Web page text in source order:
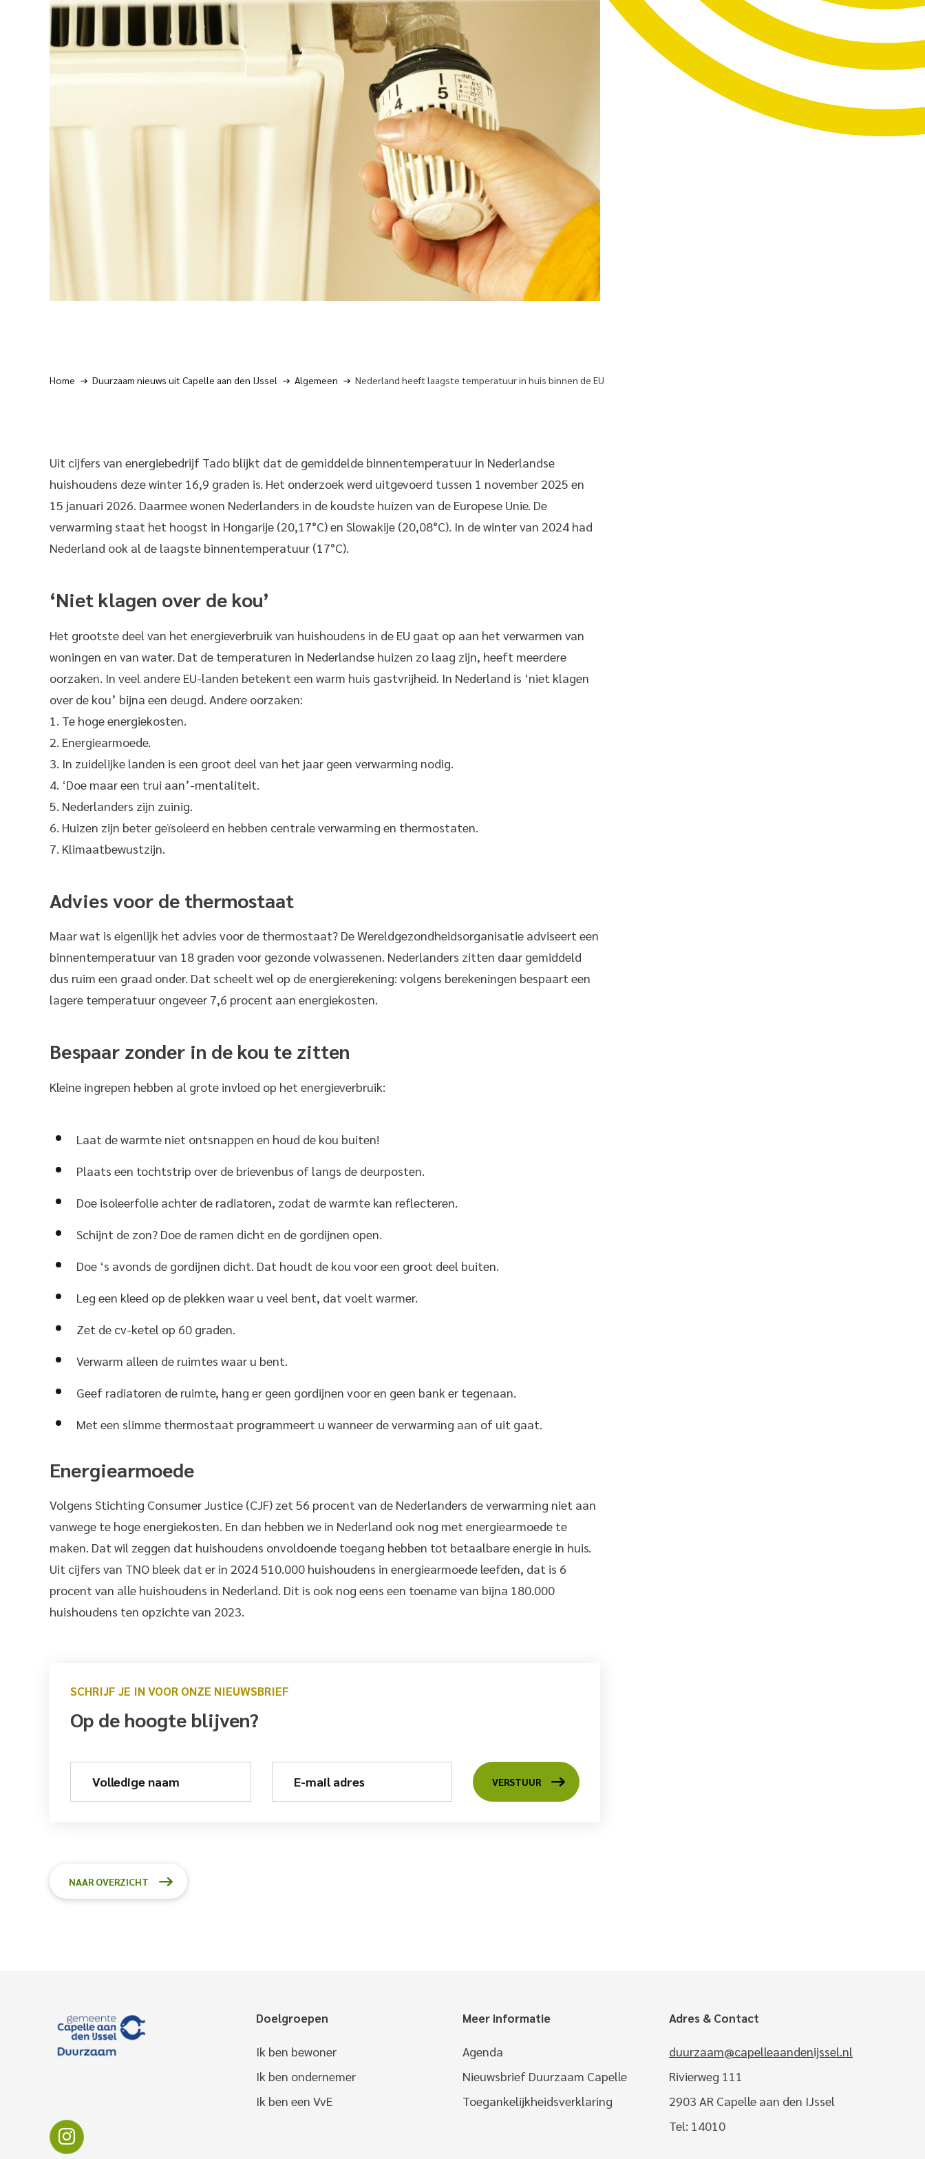
Home Duurzaam nieuws uit Capelle aan den IJssel Algemeen Nederland heeft laagste temperatuur in huis binnen de EU
Uit cijfers van energiebedrijf Tado blijkt dat de gemiddelde binnentemperatuur in Nederlandse
huishoudens deze winter 16,9 graden is. Het onderzoek werd uitgevoerd tussen 1 november 2025 en
15 januari 2026. Daarmee wonen Nederlanders in de koudste huizen van de Europese Unie. De
verwarming staat het hoogst in Hongarije (20,17°C) en Slowakije (20,08°C). In de winter van 2024 had
Nederland ook al de laagste binnentemperatuur (17°C).
‘Niet klagen over de kou’
Het grootste deel van het energieverbruik van huishoudens in de EU gaat op aan het verwarmen van
woningen en van water. Dat de temperaturen in Nederlandse huizen zo laag zijn, heeft meerdere
oorzaken. In veel andere EU-landen betekent een warm huis gastvrijheid. In Nederland is ‘niet klagen
over de kou’ bijna een deugd. Andere oorzaken:
1. Te hoge energiekosten.
2. Energiearmoede.
3. In zuidelijke landen is een groot deel van het jaar geen verwarming nodig.
4. ‘Doe maar een trui aan’-mentaliteit.
5. Nederlanders zijn zuinig.
6. Huizen zijn beter geïsoleerd en hebben centrale verwarming en thermostaten.
7. Klimaatbewustzijn.
Advies voor de thermostaat
Maar wat is eigenlijk het advies voor de thermostaat? De Wereldgezondheidsorganisatie adviseert een
binnentemperatuur van 18 graden voor gezonde volwassenen. Nederlanders zitten daar gemiddeld
dus ruim een graad onder. Dat scheelt wel op de energierekening: volgens berekeningen bespaart een
lagere temperatuur ongeveer 7,6 procent aan energiekosten.
Bespaar zonder in de kou te zitten
Kleine ingrepen hebben al grote invloed op het energieverbruik:
Laat de warmte niet ontsnappen en houd de kou buiten!
Plaats een tochtstrip over de brievenbus of langs de deurposten.
Doe isoleerfolie achter de radiatoren, zodat de warmte kan reflecteren.
Schijnt de zon? Doe de ramen dicht en de gordijnen open.
Doe ‘s avonds de gordijnen dicht. Dat houdt de kou voor een groot deel buiten.
Leg een kleed op de plekken waar u veel bent, dat voelt warmer.
Zet de cv-ketel op 60 graden.
Verwarm alleen de ruimtes waar u bent.
Geef radiatoren de ruimte, hang er geen gordijnen voor en geen bank er tegenaan.
Met een slimme thermostaat programmeert u wanneer de verwarming aan of uit gaat.
Energiearmoede
Volgens Stichting Consumer Justice (CJF) zet 56 procent van de Nederlanders de verwarming niet aan
vanwege te hoge energiekosten. En dan hebben we in Nederland ook nog met energiearmoede te
maken. Dat wil zeggen dat huishoudens onvoldoende toegang hebben tot betaalbare energie in huis.
Uit cijfers van TNO bleek dat er in 2024 510.000 huishoudens in energiearmoede leefden, dat is 6
procent van alle huishoudens in Nederland. Dit is ook nog eens een toename van bijna 180.000
huishoudens ten opzichte van 2023.
SCHRIJF JE IN VOOR ONZE NIEUWSBRIEF
Op de hoogte blijven?
Volledige naam E-mail adres VERSTUUR
NAAR OVERZICHT
Doelgroepen
Ik ben bewoner
Ik ben ondernemer
Ik ben een VvE
Meer informatie
Agenda
Nieuwsbrief Duurzaam Capelle
Toegankelijkheidsverklaring
Adres & Contact
duurzaam@capelleaandenijssel.nl
Rivierweg 111
2903 AR Capelle aan den IJssel
Tel: 14010